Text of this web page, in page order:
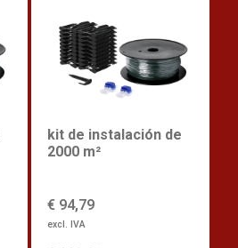
kit de instalación de
2000 m²
€ 94,79
excl. IVA